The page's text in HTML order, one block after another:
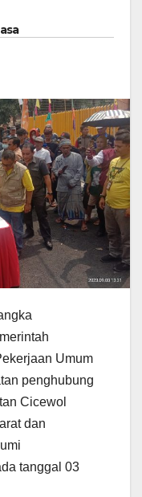
Umum
penghubung
Cicewol
dan
tanggal 03